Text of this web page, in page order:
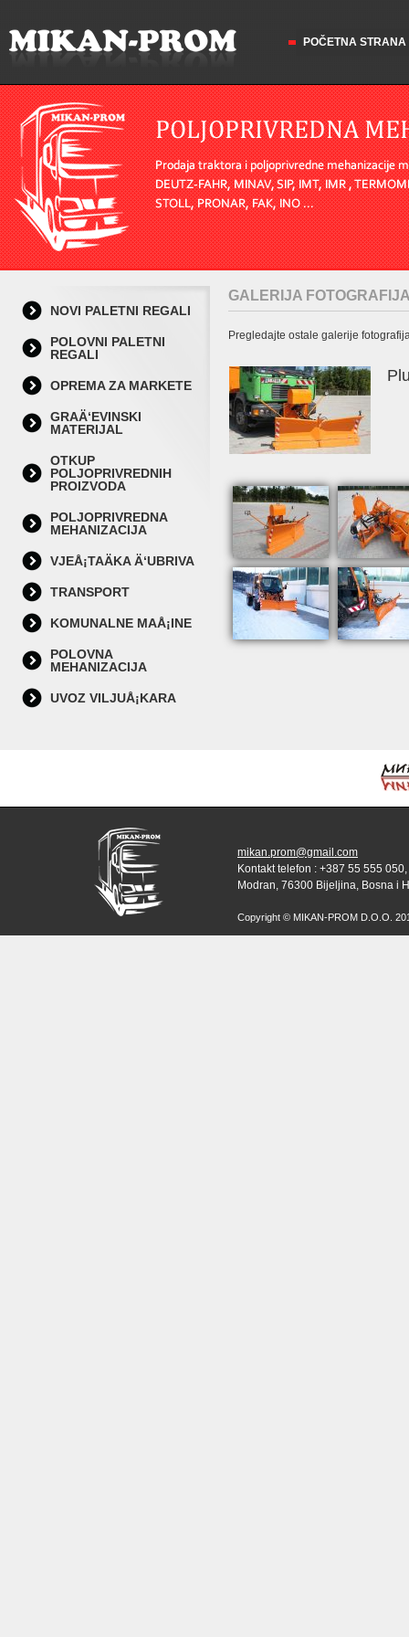
POČETNA STRANA
NOVI PALETNI REGALI
POLOVNI PALETNI
REGALI
OPREMA ZA MARKETE
GRAÄ‘EVINSKI
MATERIJAL
OTKUP
POLJOPRIVREDNIH
PROIZVODA
POLJOPRIVREDNA
MEHANIZACIJA
VJEÅ¡TAÄKA Ä‘UBRIVA
TRANSPORT
KOMUNALNE MAÅ¡INE
POLOVNA
MEHANIZACIJA
UVOZ VILJUÅ¡KARA
GALERIJA
Pregledajte ostale galerije
mikan.prom@gmail.com
Kontakt telefon : +387 55 555
Modran, 76300 Bijeljina, Bosna i
Copyright © MIKAN-PROM D.O.O.